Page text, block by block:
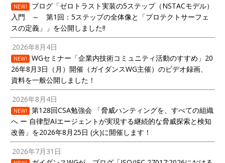
NEW!
ブログ「ゼロトラスト実装の5ステップ（NSTACモデル）
入門 ～ 第1回：5ステップの全体像と「プロテクトサーフェ
スの定義」」を公開しました!!
2026年8月4日
NEW!
WGセミナー「企業内技術コミュニティ活動のすすめ」20
26年8月3日（月）開催（ガイダンスWG主催）のビデオ録画、
資料を一般公開しました！
2026年8月4日
NEW!
第128回CSA勉強会 「脅威ハンティングを、すべての組織
へ ー 自律型AIエージェントが実現する継続的な脅威探索と検知
改善」を2026年8月25日 (火)に開催します！
2026年7月31日